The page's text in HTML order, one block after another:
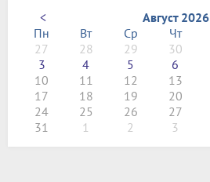
<
Август 2026
Пн
Вт Ср Чт
27
28 29 30
3
4 5 6
10
11 12 13
17
18 19 20
24
25 26 27
31
1 2 3